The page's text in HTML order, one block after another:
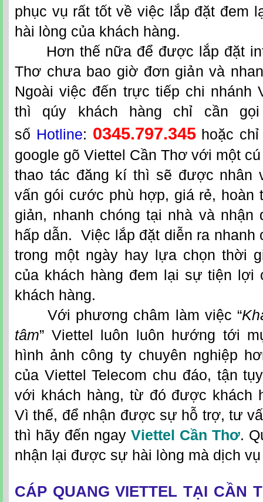
phục vụ rất tốt về việc lắp đặt đem
hài lòng của khách hàng.
Hơn thế nữa để được lắp đặt
Thơ chưa bao giờ đơn giản và
Ngoài việc đến trực tiếp chi nhánh
thì qúy khách hàng chỉ cần
số Hotline: 0345.797.345hoặc chỉ
google gõ Viettel Cần Thơ với một
thao tác đăng kí thì sẽ được nhân
vấn gói cước phù hợp, giá rẻ, hoàn
giản, nhanh chóng tại nhà và nhận
hấp dẫn. Việc lắp đặt diễn ra nhanh
trong một ngày hay lựa chọn thời
của khách hàng đem lại sự tiện lợi
khách hàng.
Với phương châm làm việc “
tâm” Viettel luôn luôn hướng tới
hình ảnh công ty chuyên nghiệp
của Viettel Telecom chu đáo, tận
với khách hàng, từ đó được khách
Vì thế, để nhận được sự hỗ trợ, tư
thì hãy đến ngay Viettel Cần Thơ.
nhận lại được sự hài lòng mà dịch
CÁP QUANG VIETTEL TẠI CẦN